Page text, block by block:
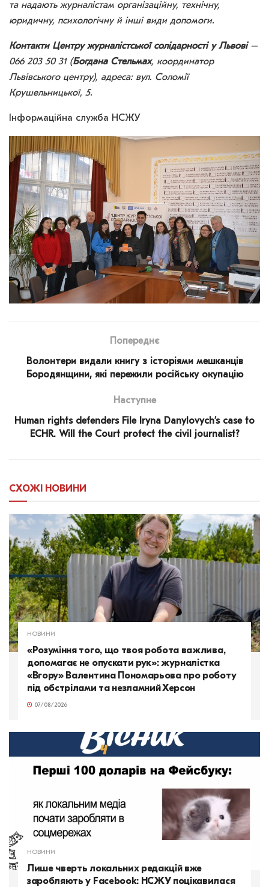
та надають журналістам організаційну, технічну,
юридичну, психологічну й інші види допомоги.
Контакти Центру журналістської солідарності у Львові–
066 203 50 31 (Богдана Стельмах, координатор
Львівського центру), адреса: вул. Соломії
Крушельницької, 5.
Інформаційна служба НСЖУ
Попереднє
Волонтери видали книгу з історіями мешканців
Бородянщини, які пережили російську окупацію
Наступне
Human rights defenders File Iryna Danylovych’s case to
ECHR. Will the Court protect the civil journalist?
СХОЖІ НОВИНИ
НОВИНИ
«Розуміння того, що твоя робота важлива,
допомагає не опускати рук»: журналістка
«Вгору» Валентина Пономарьова про роботу
під обстрілами та незламний Херсон
07/08/2026
НОВИНИ
Лише чверть локальних редакцій вже
заробляють у Facebook: НСЖУ поцікавилася